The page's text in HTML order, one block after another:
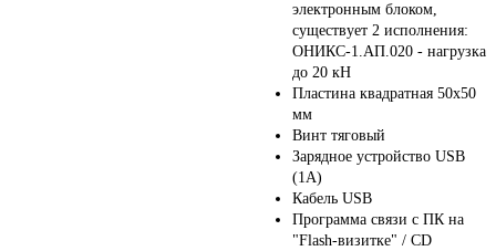
электронным блоком,
существует 2 исполнения:
ОНИКС-1.АП.020 - нагрузка
до 20 кН
Пластина квадратная 50х50
мм
Винт тяговый
Зарядное устройство USB
(1А)
Кабель USB
Программа связи с ПК на
"Flash-визитке" / CD